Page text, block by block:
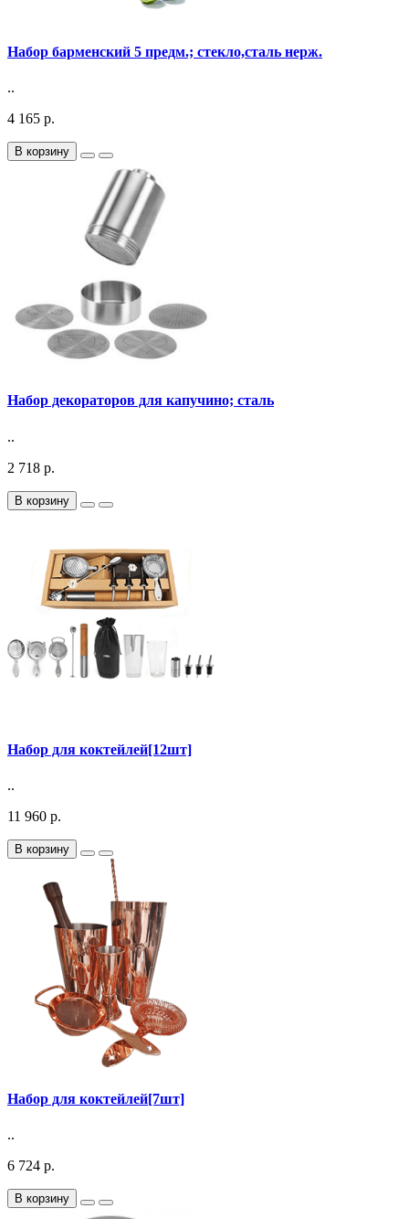
Набор барменский 5 предм.; стекло,сталь нерж.
..
4 165 р.
В корзину
Набор декораторов для капучино; сталь
..
2 718 р.
В корзину
Набор для коктейлей[12шт]
..
11 960 р.
В корзину
Набор для коктейлей[7шт]
..
6 724 р.
В корзину